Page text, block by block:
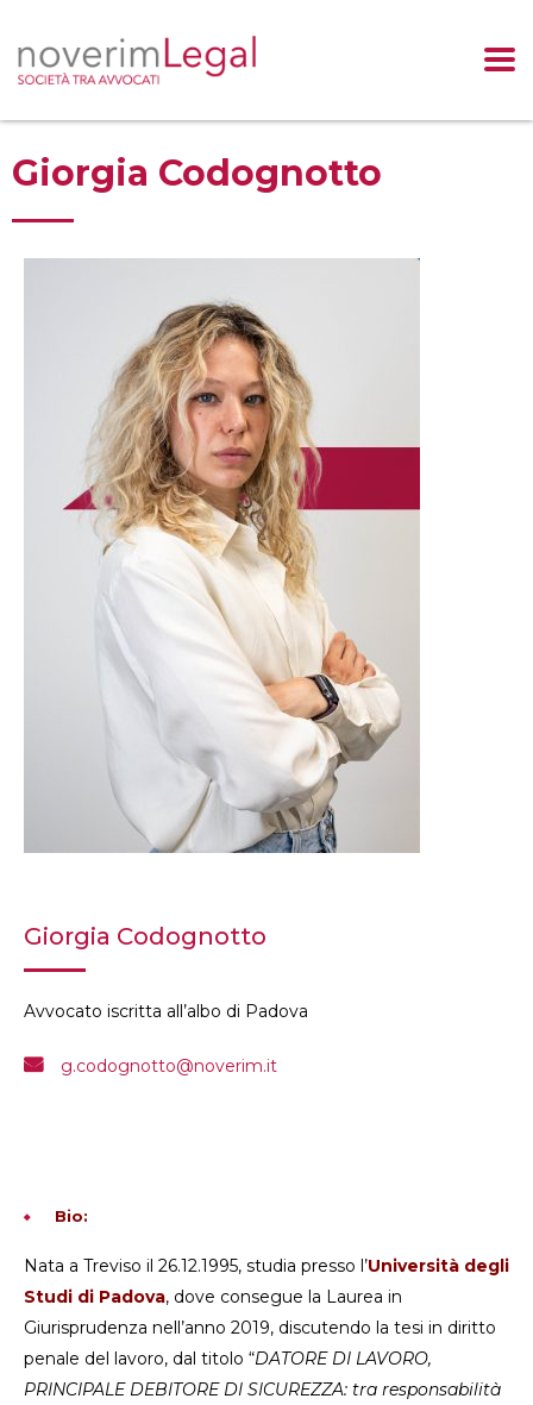
contenuto
Giorgia Codognotto
Giorgia Codognotto
Avvocato iscritta all’albo di Padova
g.codognotto@noverim.it
Bio:
Nata a Treviso il 26.12.1995, studia presso l’Università degli
Studi di Padova, dove consegue la Laurea in
Giurisprudenza nell’anno 2019, discutendo la tesi in diritto
penale del lavoro, dal titolo “DATORE DI LAVORO,
PRINCIPALE DEBITORE DI SICUREZZA: tra responsabilità